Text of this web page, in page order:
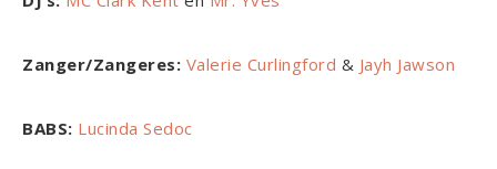
Zanger/Zangeres: Valerie Curlingford & Jayh Jawson
BABS: Lucinda Sedoc